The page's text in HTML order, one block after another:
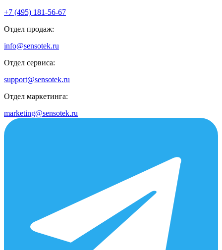
+7 (495) 181-56-67
Отдел продаж:
info@sensotek.ru
Отдел сервиса:
support@sensotek.ru
Отдел маркетинга:
marketing@sensotek.ru